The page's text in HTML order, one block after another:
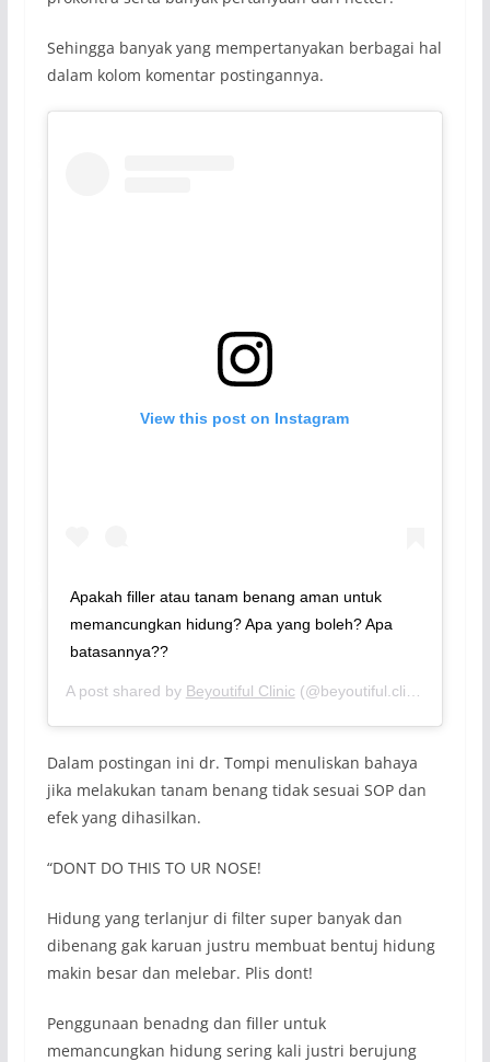
Sehingga banyak yang mempertanyakan berbagai hal
dalam kolom komentar postingannya.
View this post on Instagram
Apakah filler atau tanam benang aman untuk
memancungkan hidung? Apa yang boleh? Apa
batasannya??
A post shared by Beyoutiful Clinic(@beyoutiful.clinic) on
Dalam postingan ini dr. Tompi menuliskan bahaya
jika melakukan tanam benang tidak sesuai SOP dan
efek yang dihasilkan.
“DONT DO THIS TO UR NOSE!
Hidung yang terlanjur di filter super banyak dan
dibenang gak karuan justru membuat bentuj hidung
makin besar dan melebar. Plis dont!
Penggunaan benadng dan filler untuk
memancungkan hidung sering kali justri berujung